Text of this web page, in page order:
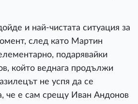
и най-чистата ситуация за
след като Мартин
подарявайки
който веднага продължи
не успя да се
че е сам срещу Иван Андонов